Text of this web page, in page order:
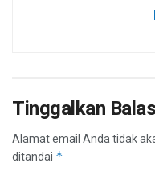
Tinggalkan
Alamat email Anda tidak
ditandai *